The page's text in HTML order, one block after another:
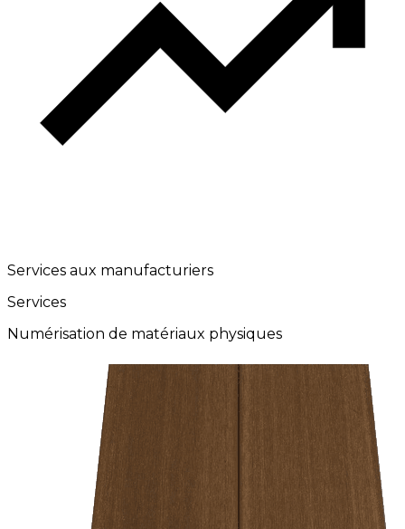
Services aux manufacturiers
Services
Numérisation de matériaux physiques